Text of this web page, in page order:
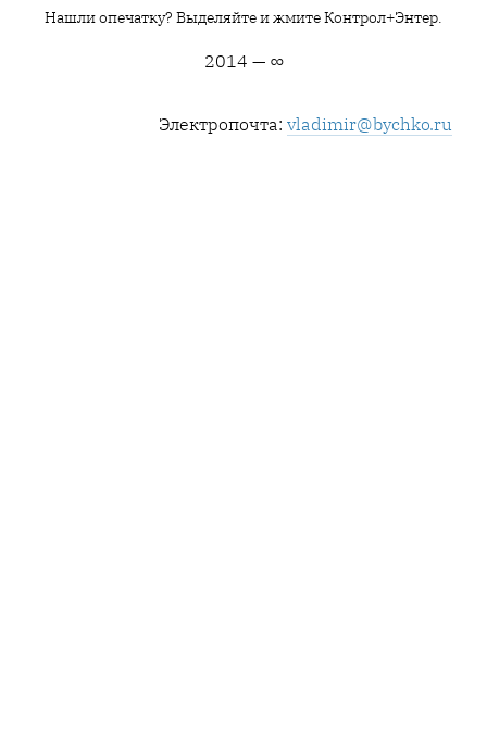
Нашли опечатку? Выделяйте и жмите Контрол+Энтер.
2014 — ∞
Электропочта: vladimir@bychko.ru